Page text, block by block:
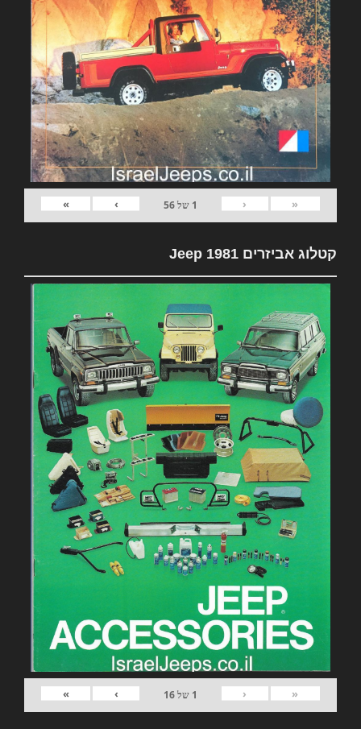
«
‹
1 של56
›
»
קטלוג אביזרים 1981 Jeep
«
‹
1 של16
›
»